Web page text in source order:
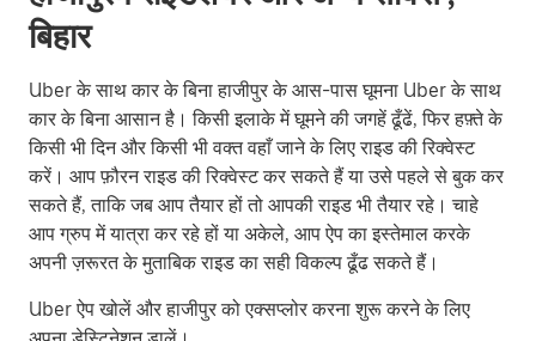
बिहार
Uber के साथ कार के बिना हाजीपुर के आस-पास घूमना Uber के साथ
कार के बिना आसान है। किसी इलाके में घूमने की जगहें ढूँढें, फिर हफ़्ते के
किसी भी दिन और किसी भी वक्त वहाँ जाने के लिए राइड की रिक्वेस्ट
करें। आप फ़ौरन राइड की रिक्वेस्ट कर सकते हैं या उसे पहले से बुक कर
सकते हैं, ताकि जब आप तैयार हों तो आपकी राइड भी तैयार रहे। चाहे
आप ग्रुप में यात्रा कर रहे हों या अकेले, आप ऐप का इस्तेमाल करके
अपनी ज़रूरत के मुताबिक राइड का सही विकल्प ढूँढ सकते हैं।
Uber ऐप खोलें और हाजीपुर को एक्सप्लोर करना शुरू करने के लिए